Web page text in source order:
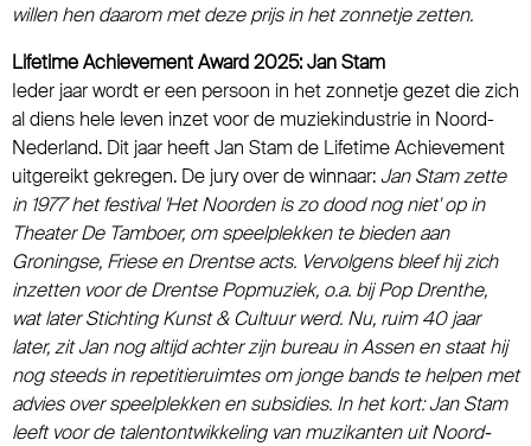
willen hen daarom met deze prijs in het zonnetje zetten.
Lifetime Achievement Award 2025: Jan Stam
Ieder jaar wordt er een persoon in het zonnetje gezet die zich
al diens hele leven inzet voor de muziekindustrie in Noord-
Nederland. Dit jaar heeft Jan Stam de Lifetime Achievement
uitgereikt gekregen. De jury over de winnaar:Jan Stam zette
in 1977 het festival 'Het Noorden is zo dood nog niet' op in
Theater De Tamboer, om speelplekken te bieden aan
Groningse, Friese en Drentse acts. Vervolgens bleef hij zich
inzetten voor de Drentse Popmuziek, o.a. bij Pop Drenthe,
wat later Stichting Kunst & Cultuur werd. Nu, ruim 40 jaar
later, zit Jan nog altijd achter zijn bureau in Assen en staat hij
nog steeds in repetitieruimtes om jonge bands te helpen met
advies over speelplekken en subsidies. In het kort: Jan Stam
leeft voor de talentontwikkeling van muzikanten uit Noord-